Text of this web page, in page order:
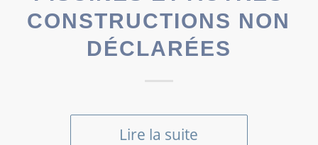
CONSTRUCTIONS NON
DÉCLARÉES
Lire la suite